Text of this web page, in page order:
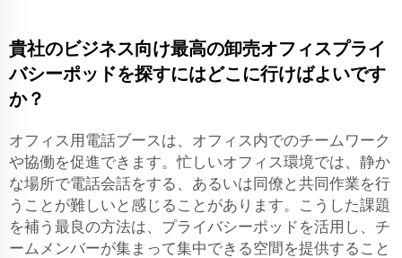
貴社のビジネス向け最高の卸売オフィスプライ
バシーポッドを探すにはどこに行けばよいです
か？
オフィス用電話ブースは、オフィス内でのチームワーク
や協働を促進できます。忙しいオフィス環境では、静か
な場所で電話会話をする、あるいは同僚と共同作業を行
うことが難しいと感じることがあります。こうした課題
を補う最良の方法は、プライバシーポッドを活用し、チ
ームメンバーが集まって集中できる空間を提供すること